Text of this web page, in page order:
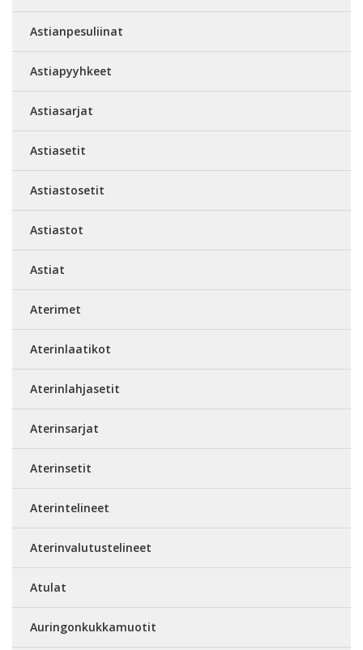
Astianpesuliinat
Astiapyyhkeet
Astiasarjat
Astiasetit
Astiastosetit
Astiastot
Astiat
Aterimet
Aterinlaatikot
Aterinlahjasetit
Aterinsarjat
Aterinsetit
Aterintelineet
Aterinvalutustelineet
Atulat
Auringonkukkamuotit